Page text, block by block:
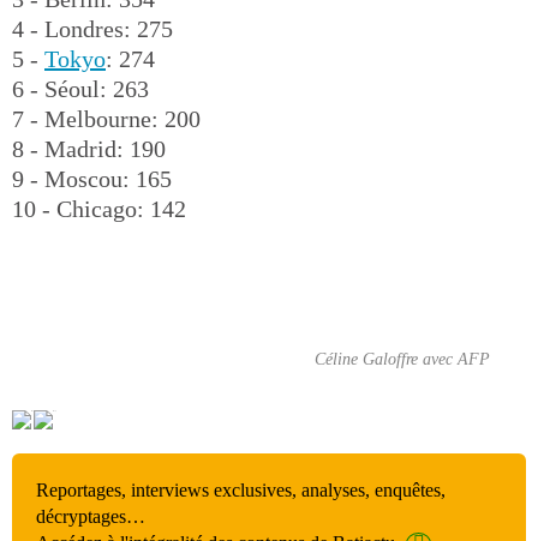
4 - Londres: 275
5 - Tokyo: 274
6 - Séoul: 263
7 - Melbourne: 200
8 - Madrid: 190
9 - Moscou: 165
10 - Chicago: 142
Céline Galoffre avec AFP
Reportages, interviews exclusives, analyses, enquêtes,
décryptages…